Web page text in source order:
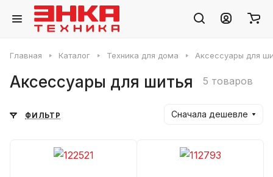
Главная Каталог Техника для дома Аксессуары для
Аксессуары для шитья 5 товаров
ФИЛЬТР Сначала дешевле